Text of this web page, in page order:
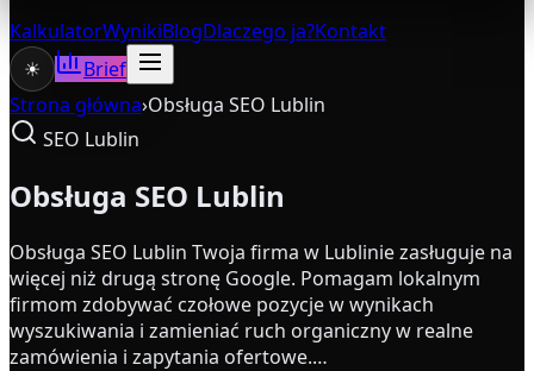
KalkulatorWynikiBlogDlaczego ja?Kontakt
☀
Brief
Strona główna›Obsługa SEO Lublin
SEO Lublin
Obsługa SEO Lublin
Obsługa SEO Lublin Twoja firma w Lublinie zasługuje na
więcej niż drugą stronę Google. Pomagam lokalnym
firmom zdobywać czołowe pozycje w wynikach
wyszukiwania i zamieniać ruch organiczny w realne
zamówienia i zapytania ofertowe.…